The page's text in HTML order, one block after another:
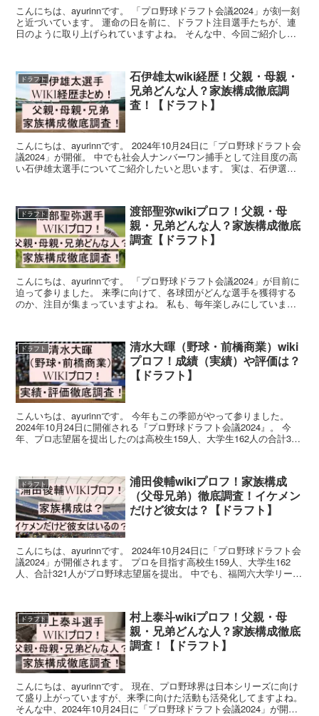
こんにちは、ayurinnです。 「プロ野球ドラフト会議2024」が刻一刻
と近づいています。 運命の日を前に、ドラフト注目選手たちが、連
日のように取り上げられていますよね。 そんな中、今回ご紹介した
ドラフト
石伊雄太wiki経歴！父親・母親・
兄弟どんな人？家族構成徹底調
査！【ドラフト】
こんにちは、ayurinnです。 2024年10月24日に「プロ野球ドラフト会
議2024」が開催。 中でも社会人ナンバーワン捕手として注目度の高
い石伊雄太選手についてご紹介したいと思います。 実は、石伊選手
ドラフト
渡部聖弥wikiプロフ！父親・母
親・兄弟どんな人？家族構成徹底
調査【ドラフト】
こんにちは、ayurinnです。 「プロ野球ドラフト会議2024」が目前に
迫って参りました。 来季に向けて、各球団がどんな選手を獲得する
のか、注目が集まっていますよね。 私も、毎年楽しみにしていま
ドラフト
清水大暉（野球・前橋商業）wiki
プロフ！成績（実績）や評価は？
【ドラフト】
こんいちは、ayurinnです。 今年もこの季節がやって参りました。
2024年10月24日に開催される『プロ野球ドラフト会議2024』。 今
年、プロ志望届を提出したのは高校生159人、大学生162人の合計321
ドラフト
浦田俊輔wikiプロフ！家族構成
（父母兄弟）徹底調査！イケメン
だけど彼女は？【ドラフト】
こんにちは、ayurinnです。 2024年10月24日に「プロ野球ドラフト会
議2024」が開催されます。 プロを目指す高校生159人、大学生162
人、合計321人がプロ野球志望届を提出。 中でも、福岡六大学リーグ
ドラフト
村上泰斗wikiプロフ！父親・母
親・兄弟どんな人？家族構成徹底
調査！【ドラフト】
こんにちは、ayurinnです。 現在、プロ野球界は日本シリーズに向け
て盛り上がっていますが、来季に向けた活動も活発化してますよね。
そんな中、2024年10月24日に「プロ野球ドラフト会議2024」が開催